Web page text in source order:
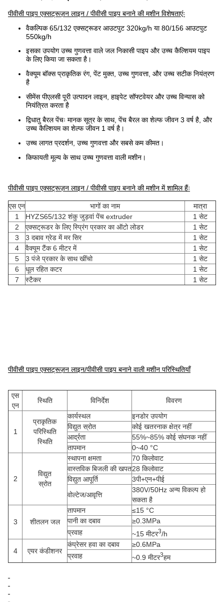
पीवीसी पाइप एक्सट्रूज़न लाइन / पीवीसी पाइप बनाने की मशीन विशेषताएंः
वैकल्पिक 65/132 एक्सट्रूडर आउटपुट 320kg/h या 80/156 आउटपुट
550kg/h
इसका उपयोग उच्च गुणवत्ता वाले जल निकासी पाइप और उच्च कैल्शियम पाइप
के लिए किया जा सकता है।
वैक्यूम बॉक्स प्राकृतिक रंग, पेंट मुक्त, उच्च गुणवत्ता, और उच्च सटीक नियंत्रण
है
सीमेंस पीएलसी पूरी उत्पादन लाइन, हाइपेट सॉफ्टवेयर और उच्च विन्यास को
नियंत्रित करता है
द्विधातु बैरल पेंचः मानक सूत्र के साथ, पेंच बैरल का शेल्फ जीवन 3 वर्ष है, और
उच्च कैल्शियम का शेल्फ जीवन 1 वर्ष है।
उच्च लागत प्रदर्शन, उच्च गुणवत्ता और सबसे कम कीमत।
किफायती मूल्य के साथ उच्च गुणवत्ता वाली मशीन।
पीवीसी पाइप एक्सट्रूज़न लाइन / पीवीसी पाइप बनाने की मशीन में शामिल हैंः
एस एन भागों का नाम
मात्रा
1
HYZS65/132 शंकु जुड़वां पेंच extruder
1 सेट
2
एक्सट्रूडर के लिए स्प्रिंग प्रकार का ऑटो लोडर
1 सेट
3
3 दबाव ग्रेड में मर सिर
1 सेट
4
वैक्यूम टैंक 6 मीटर में
1 सेट
5
3 पंजे प्रकार के साथ खींचो
1 सेट
6
धूल रहित कटर
1 सेट
7
स्टैकर 1 सेट
पीवीसी पाइप एक्सट्रूज़न लाइन/पीवीसी पाइप बनाने वाली मशीन परिस्थितियाँ
एस
एन
स्थिति विनिर्देश विवरण
1
प्राकृतिक
परिस्थिति
स्थिति
कार्यस्थल
इनडोर उपयोग
विद्युत स्रोत
कोई खतरनाक क्षेत्र नहीं
आर्द्रता
55%~85% कोई संघनक नहीं
तापमान
0~40 °C
2
विद्युत
स्रोत
स्थापना क्षमता
70 किलोवाट
वास्तविक बिजली की खपत28 किलोवाट
विद्युत आपूर्ति
3पी+एन+पीई
वोल्टेज/आवृत्ति
380V/50Hz अन्य विकल्प हो
सकता है
3 शीतलन जल
तापमान
≤15 °C
पानी का दबाव
≥0.3MPa
प्रवाह
~15 मीटर3/h
4 एयर कंडीशनर
कंप्रेसर हवा का दबाव
≥0.6MPa
प्रवाह
~0.9 मीटर3हम